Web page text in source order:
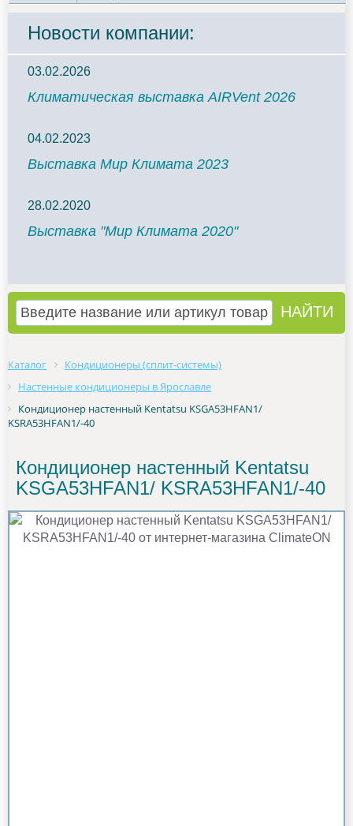
Новости компании:
03.02.2026
Климатическая выставка AIRVent 2026
04.02.2023
Выставка Мир Климата 2023
28.02.2020
Выставка "Мир Климата 2020"
Каталог
Кондиционеры (сплит-системы)
Настенные кондиционеры в Ярославле
Кондиционер настенный Kentatsu KSGA53HFAN1/
KSRA53HFAN1/-40
Кондиционер настенный Kentatsu
KSGA53HFAN1/ KSRA53HFAN1/-40